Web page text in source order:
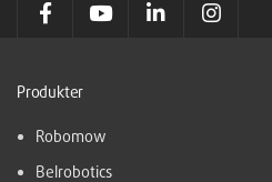
Produkter
Robomow
Belrobotics